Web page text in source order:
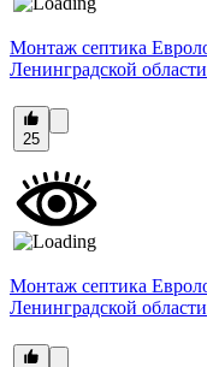
Монтаж септика
Ленинградской области
25
Монтаж септика
Ленинградской области